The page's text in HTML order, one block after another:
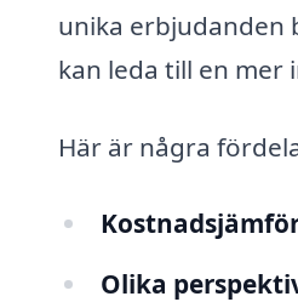
unika erbjudanden
kan leda till en
Här är några
Olika